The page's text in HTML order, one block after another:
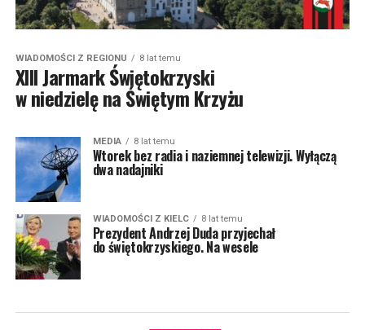
WIADOMOŚCI Z REGIONU 8 lat temu
XIII Jarmark Świętokrzyski
w niedzielę na Świętym Krzyżu
MEDIA 8 lat temu
Wtorek bez radia i naziemnej telewizji. Wyłączą
dwa nadajniki
WIADOMOŚCI Z KIELC 8 lat temu
Prezydent Andrzej Duda przyjechał
do świętokrzyskiego. Na wesele